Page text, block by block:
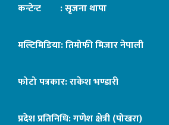
कन्टेन्ट : सृजना थापा
मल्टिमिडिया: तिमोफी मिजार नेपाली
फोटो पत्रकार: राकेश भण्डारी
प्रदेश प्रतिनिधि: गणेश क्षेत्री (पोखरा)